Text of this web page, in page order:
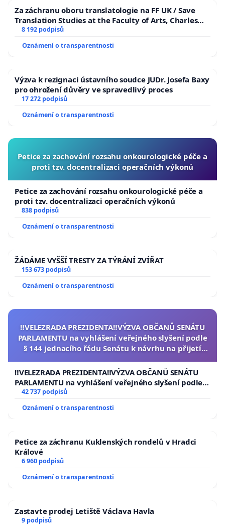
Za záchranu oboru translatologie na FF UK / Save
Translation Studies at the Faculty of Arts, Charles
University
8 192 podpisů
Oznámení o transparentnosti
Výzva k rezignaci ústavního soudce JUDr. Josefa Baxy
pro ohrožení důvěry ve spravedlivý proces
17 272 podpisů
Oznámení o transparentnosti
Petice za zachování rozsahu onkourologické péče a
proti tzv. docentralizaci operačních výkonů
Petice za zachování rozsahu onkourologické péče a
proti tzv. docentralizaci operačních výkonů
838 podpisů
Oznámení o transparentnosti
ŽÁDÁME VYŠŠÍ TRESTY ZA TÝRÁNÍ ZVÍŘAT
153 673 podpisů
Oznámení o transparentnosti
‼️VELEZRADA PREZIDENTA‼️VÝZVA OBČANŮ SENÁTU
PARLAMENTU na vyhlášení veřejného slyšení podle
§ 144 jednacího řádu Senátu k návrhu na přijetí
republiky
‼️VELEZRADA PREZIDENTA‼️VÝZVA OBČANŮ SENÁTU
PARLAMENTU na vyhlášení veřejného slyšení podle §
144 jednacího řádu Senátu k návrhu na přijetí
usnesení k podání ústavní žaloby na prezidenta
republiky
42 737 podpisů
Oznámení o transparentnosti
Petice za záchranu Kuklenských rondelů v Hradci
Králové
6 960 podpisů
Oznámení o transparentnosti
Zastavte prodej Letiště Václava Havla
9 podpisů